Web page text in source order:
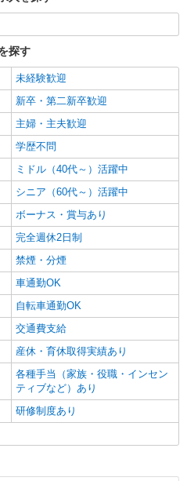
探す
未経験歓迎
新卒・第二新卒歓迎
主婦・主夫歓迎
学歴不問
ミドル（40代～）活躍中
シニア（60代～）活躍中
ボーナス・賞与あり
完全週休2日制
禁煙・分煙
車通勤OK
自転車通勤OK
交通費支給
産休・育休取得実績あり
各種手当（家族・役職・インセン
ティブなど）あり
研修制度あり